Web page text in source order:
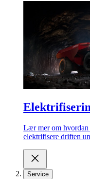
Lær mer om hvordan
elektrifisere driften
Service